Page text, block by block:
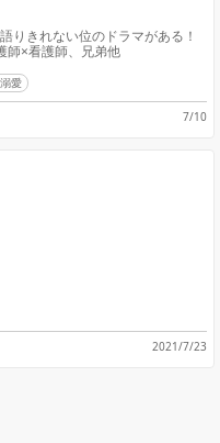
りきれない位のドラマがある！
師×看護師、兄弟他
溺愛
7/10
2021/7/23